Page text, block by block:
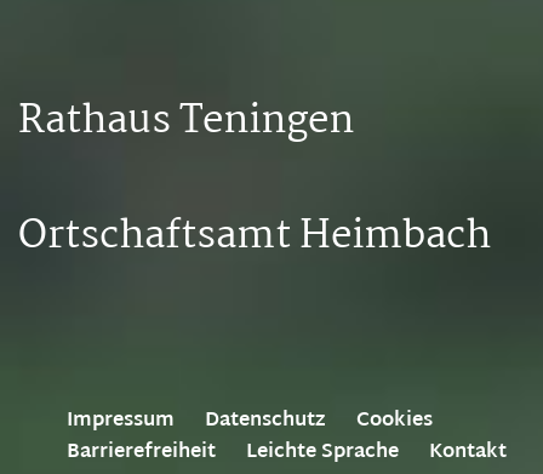
Rathaus Teningen
Ortschaftsamt Heimbach
Impressum Datenschutz
Cookies
Barrierefreiheit
Leichte Sprache Kontakt